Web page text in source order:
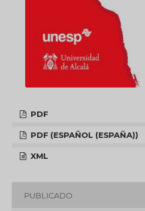
PDF
PDF (ESPAÑOL (ESPAÑA))
XML
PUBLICADO